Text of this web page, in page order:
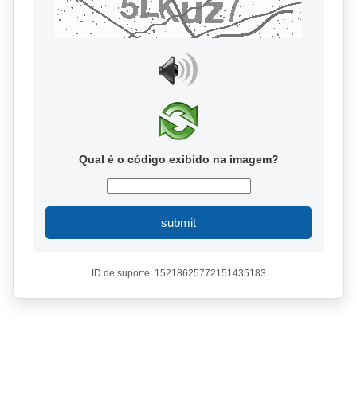
Qual é o código exibido na imagem?
submit
ID de suporte: 15218625772151435183